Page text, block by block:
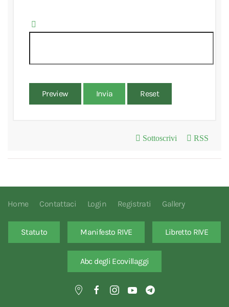
Preview Invia Reset
Sottoscrivi RSS
Home Contattaci Login Registrati Gallery
Statuto Manifesto RIVE Libretto RIVE
Abc degli Ecovillaggi